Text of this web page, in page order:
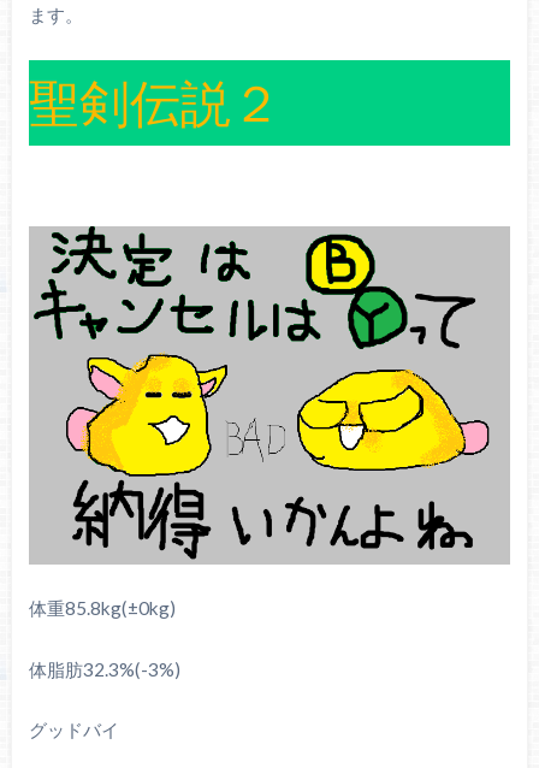
ます。
聖剣伝説２
体重85.8kg(±0kg)
体脂肪32.3%(-3%)
グッドバイ